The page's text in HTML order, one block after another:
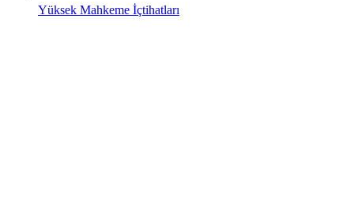
Yüksek Mahkeme İçtihatları